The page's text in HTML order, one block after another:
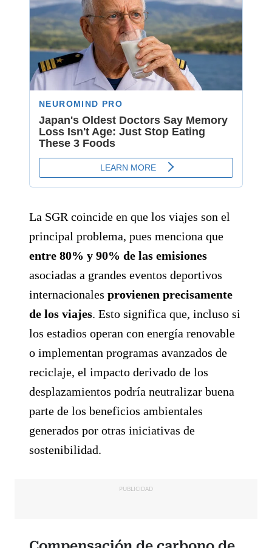
La SGR coincide en que los viajes son el
principal problema, pues menciona que
entre 80% y 90% de las emisiones
asociadas a grandes eventos deportivos
internacionales provienen precisamente
de los viajes. Esto significa que, incluso si
los estadios operan con energía renovable
o implementan programas avanzados de
reciclaje, el impacto derivado de los
desplazamientos podría neutralizar buena
parte de los beneficios ambientales
generados por otras iniciativas de
sostenibilidad.
PUBLICIDAD